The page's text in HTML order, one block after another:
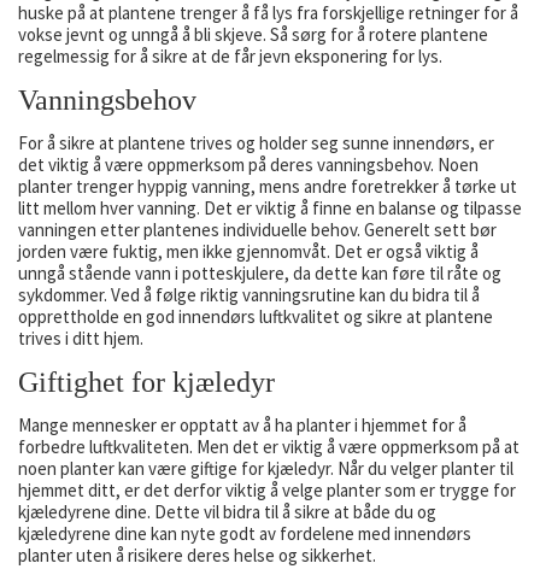
huske på at plantene trenger å få lys fra forskjellige retninger for å
vokse jevnt og unngå å bli skjeve. Så sørg for å rotere plantene
regelmessig for å sikre at de får jevn eksponering for lys.
Vanningsbehov
For å sikre at plantene trives og holder seg sunne innendørs, er
det viktig å være oppmerksom på deres vanningsbehov. Noen
planter trenger hyppig vanning, mens andre foretrekker å tørke ut
litt mellom hver vanning. Det er viktig å finne en balanse og tilpasse
vanningen etter plantenes individuelle behov. Generelt sett bør
jorden være fuktig, men ikke gjennomvåt. Det er også viktig å
unngå stående vann i potteskjulere, da dette kan føre til råte og
sykdommer. Ved å følge riktig vanningsrutine kan du bidra til å
opprettholde en god innendørs luftkvalitet og sikre at plantene
trives i ditt hjem.
Giftighet for kjæledyr
Mange mennesker er opptatt av å ha planter i hjemmet for å
forbedre luftkvaliteten. Men det er viktig å være oppmerksom på at
noen planter kan være giftige for kjæledyr. Når du velger planter til
hjemmet ditt, er det derfor viktig å velge planter som er trygge for
kjæledyrene dine. Dette vil bidra til å sikre at både du og
kjæledyrene dine kan nyte godt av fordelene med innendørs
planter uten å risikere deres helse og sikkerhet.